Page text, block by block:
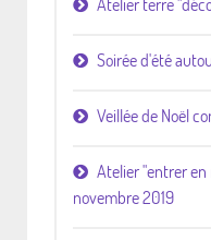
Soirée d'été
Veillée de Noël
Atelier "entrer en
novembre 2019